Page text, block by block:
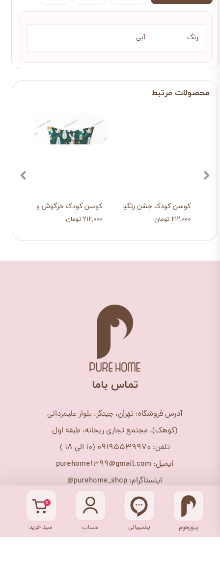
رنگ آبی
کوسن کودک خرگوش و خرس
۲۱۲,۰۰۰ تومان
کوسن کودک جشن رنگین کمونی
۲۱۲,۰۰۰ تومان
کمون
​تماس باما
آدرس فروشگاه: تهران، چیتگر، بلوار علیمردانی
(کوهک)، مجتمع تجاری ریحانه، طبقه اول
تلفن: 09195539970 (10 الی 18 )
ایمیل: purehome1399@gmail.com
اینستاگرام: purehome_shop@
۰
پیورهوم پشتیبانی حساب سبد خرید